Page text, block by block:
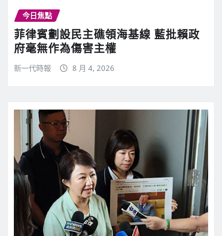
今日焦點
菲律賓劃設民主礁領海基線 藍批賴政
府毫無作為傷害主權
新一代時報 8 月 4, 2026